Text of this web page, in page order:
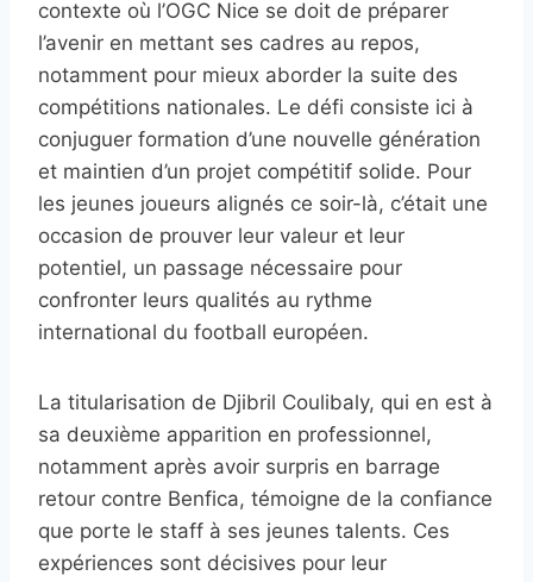
contexte où l’OGC Nice se doit de préparer
l’avenir en mettant ses cadres au repos,
notamment pour mieux aborder la suite des
compétitions nationales. Le défi consiste ici à
conjuguer formation d’une nouvelle génération
et maintien d’un projet compétitif solide. Pour
les jeunes joueurs alignés ce soir-là, c’était une
occasion de prouver leur valeur et leur
potentiel, un passage nécessaire pour
confronter leurs qualités au rythme
international du football européen.
La titularisation de Djibril Coulibaly, qui en est à
sa deuxième apparition en professionnel,
notamment après avoir surpris en barrage
retour contre Benfica, témoigne de la confiance
que porte le staff à ses jeunes talents. Ces
expériences sont décisives pour leur